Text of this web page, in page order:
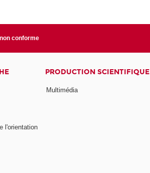
conforme
l'orientation
PRODUCTION SCIENTIFIQUE
Multimédia